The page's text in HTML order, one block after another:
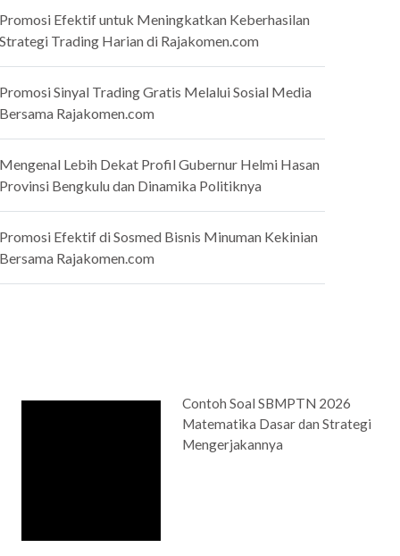
Efektif untuk Meningkatkan Keberhasilan
Trading Harian di Rajakomen.com
Sinyal Trading Gratis Melalui Sosial Media
Rajakomen.com
Lebih Dekat Profil Gubernur Helmi Hasan
Bengkulu dan Dinamika Politiknya
Efektif di Sosmed Bisnis Minuman Kekinian
Rajakomen.com
Contoh Soal SBMPTN 2026
Matematika Dasar dan Strategi
Mengerjakannya